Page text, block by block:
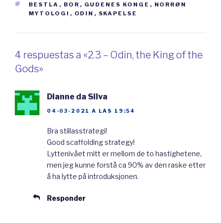
verden, Ask og Embla. Han er en av de
Odin bodde i Vallhall. Frahøysetetsitt kan
han se hele verden og alt som skjer der.
høvdingersitter. Soldater som døde i krig
kom til Valhall, Odins hall. Odin tar imot de som
slagfor å gjøre seg klar til Ragnarok,
verdens undergang . I Valhall trener de døde
soldatene hver dag ved å krige. Hver dag
kriger de i Valhall. På kvelden samler de seg til
feste i storhallen til Odin med
ETIQUETAS
BESTLA , BOR , GUDENES KONGE , NORRØN
MYTOLOGI , ODIN , SKAPELSE
4 respuestas a «2.3 – Odin, the King of the
Gods»
Dianne da Silva
04-03-2021 A LAS 19:54
Bra stillasstrategi!
Good scaffolding strategy!
Lyttenivået mitt er mellom de to hastighetene,
men jeg kunne forstå ca 90% av den raske etter
å ha lytte på introduksjonen.
Responder